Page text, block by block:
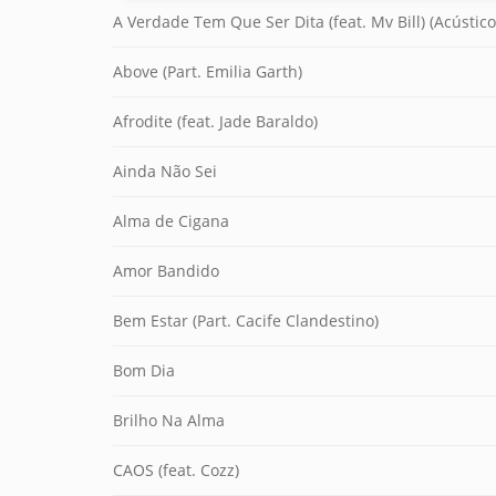
A Verdade Tem Que Ser Dita (feat. Mv Bill)
Above (Part. Emilia Garth)
Afrodite (feat. Jade Baraldo)
Ainda Não Sei
Alma de Cigana
Amor Bandido
Bem Estar (Part. Cacife Clandestino)
Bom Dia
Brilho Na Alma
CAOS (feat. Cozz)